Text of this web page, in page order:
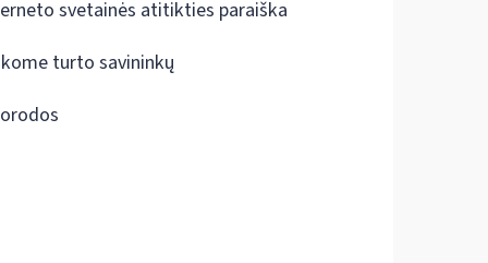
svetainės atitikties paraiška
turto savininkų